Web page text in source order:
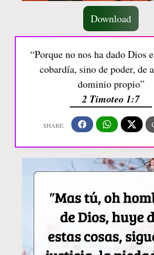
Download
“Porque no nos ha dado Dios
cobardía, sino de poder, de
dominio propio”
2 Timoteo 1:7